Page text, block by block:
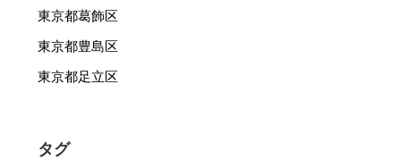
東京都葛飾区
東京都豊島区
東京都足立区
タグ